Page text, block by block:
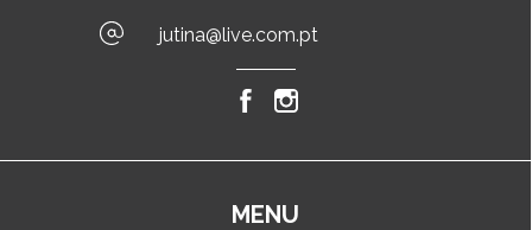
jutina@live.com.pt
MENU